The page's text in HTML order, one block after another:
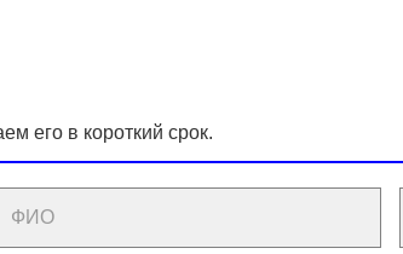
его в короткий срок.